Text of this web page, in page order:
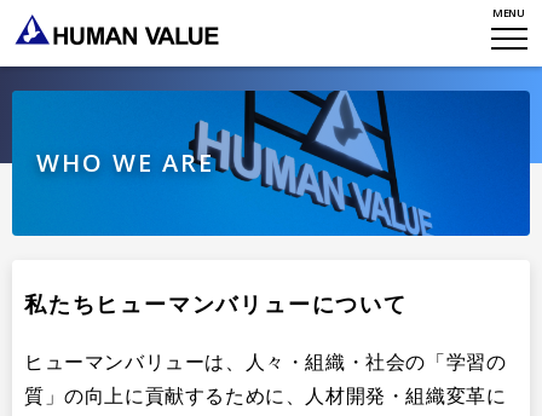
MENU
TOP
WHO WE ARE
アクセスマップ
ミッション・バリュー
会社からのお知らせ
WHAT WE DO
タレント開発
リーダーシップ
Stories
WHO WE ARE
私たちヒューマンバリューについて
ヒューマンバリューは、人々・組織・社会の「学習の
質」の向上に貢献するために、人材開発・組織変革に